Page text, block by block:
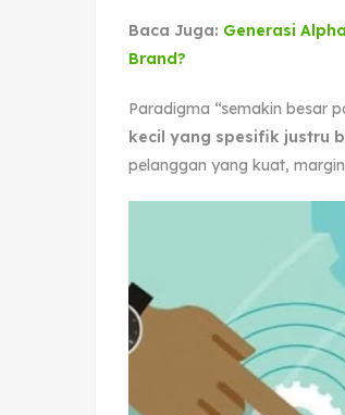
Baca Juga: Generasi
Brand?
Paradigma “semakin besar
kecil yang spesifik justru
pelanggan yang kuat,